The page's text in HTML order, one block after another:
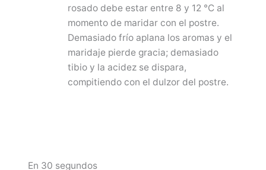
rosado debe estar entre 8 y 12 °C al
momento de maridar con el postre.
Demasiado frío aplana los aromas y el
maridaje pierde gracia; demasiado
tibio y la acidez se dispara,
compitiendo con el dulzor del postre.
En 30 segundos